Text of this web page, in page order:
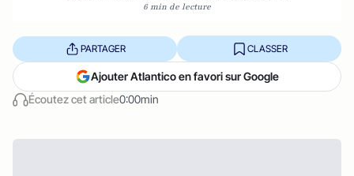
6 min de lecture
Écoutez cet article0:00min
PARTAGER CLASSER
Ajouter Atlantico en favori sur Google